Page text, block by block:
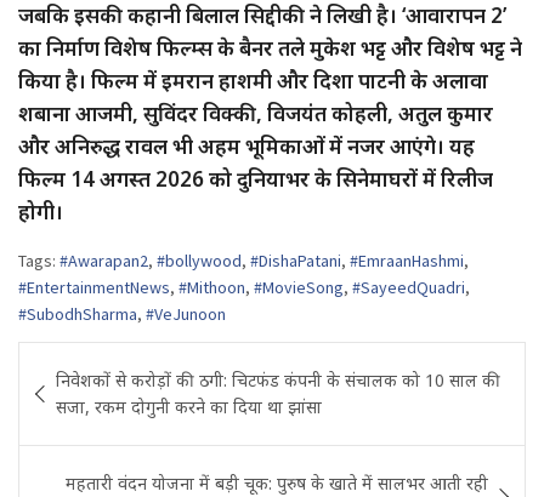
जबकि इसकी कहानी बिलाल सिद्दीकी ने लिखी है। ‘आवारापन 2’
का निर्माण विशेष फिल्म्स के बैनर तले मुकेश भट्ट और विशेष भट्ट ने
किया है। फिल्म में इमरान हाशमी और दिशा पाटनी के अलावा
शबाना आजमी, सुविंदर विक्की, विजयंत कोहली, अतुल कुमार
और अनिरुद्ध रावल भी अहम भूमिकाओं में नजर आएंगे। यह
फिल्म 14 अगस्त 2026 को दुनियाभर के सिनेमाघरों में रिलीज
होगी।
Tags: #Awarapan2, #bollywood, #DishaPatani, #EmraanHashmi,
#EntertainmentNews, #Mithoon, #MovieSong, #SayeedQuadri,
#SubodhSharma, #VeJunoon
Post
navigation
निवेशकों से करोड़ों की ठगी: चिटफंड कंपनी के संचालक को 10 साल की
सजा, रकम दोगुनी करने का दिया था झांसा
महतारी वंदन योजना में बड़ी चूक: पुरुष के खाते में सालभर आती रही